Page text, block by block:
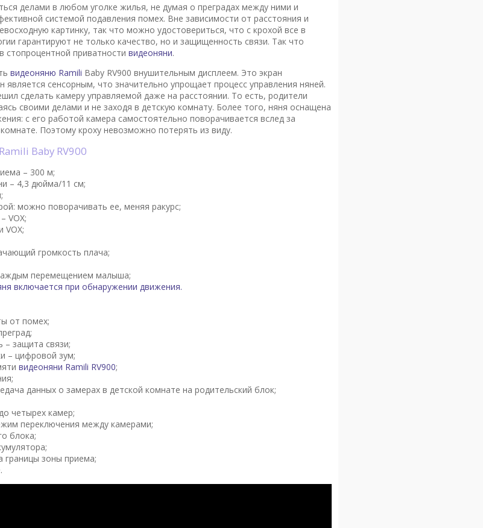
делами в любом уголке жилья, не думая о преградах между ними и
системой подавления помех. Вне зависимости от расстояния и
картинку, так что можно удостовериться, что с крохой все в
гарантируют не только качество, но и защищенность связи. Так что
стопроцентной приватностивидеоняни.
видеоняню Ramili Baby RV900 внушительным дисплеем. Это экран
является сенсорным, что значительно упрощает процесс управления няней.
сделать камеру управляемой даже на расстоянии. То есть, родители
своими делами и не заходя в детскую комнату. Более того, няня оснащена
с его работой камера самостоятельно поворачивается вслед за
Поэтому кроху невозможно потерять из виду.
Baby RV900
– 300 м;
– 4,3 дюйма/11 см;
можно поворачивать ее, меняя ракурс;
VOX;
VOX;
громкость плача;
перемещением малыша;
включается при обнаружении движения.
от помех;
– защита связи;
– цифровой зум;
видеоняни Ramili RV900;
данных о замерах в детской комнате на родительский блок;
четырех камер;
переключения между камерами;
блока;
границы зоны приема;